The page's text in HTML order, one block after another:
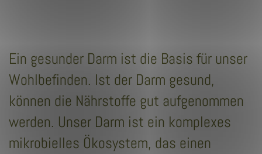
Ein gesunder Darm ist die Basis für unser
Wohlbefinden. Ist der Darm gesund,
können die Nährstoffe gut aufgenommen
werden. Unser Darm ist ein komplexes
mikrobielles Ökosystem, das einen